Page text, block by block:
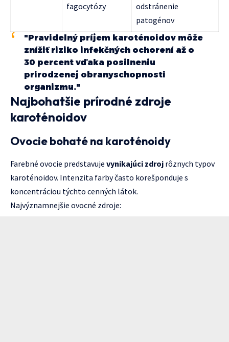
fagocytózy
odstránenie
patogénov
"Pravidelný príjem karoténoidov môže
znížiť riziko infekčných ochorení až o
30 percent vďaka posilneniu
prirodzenej obranyschopnosti
organizmu."
Najbohatšie prírodné zdroje
karoténoidov
Ovocie bohaté na karoténoidy
Farebné ovocie predstavuje vynikajúci zdroj rôznych typov
karoténoidov. Intenzita farby často korešponduje s
koncentráciou týchto cenných látok.
Najvýznamnejšie ovocné zdroje: